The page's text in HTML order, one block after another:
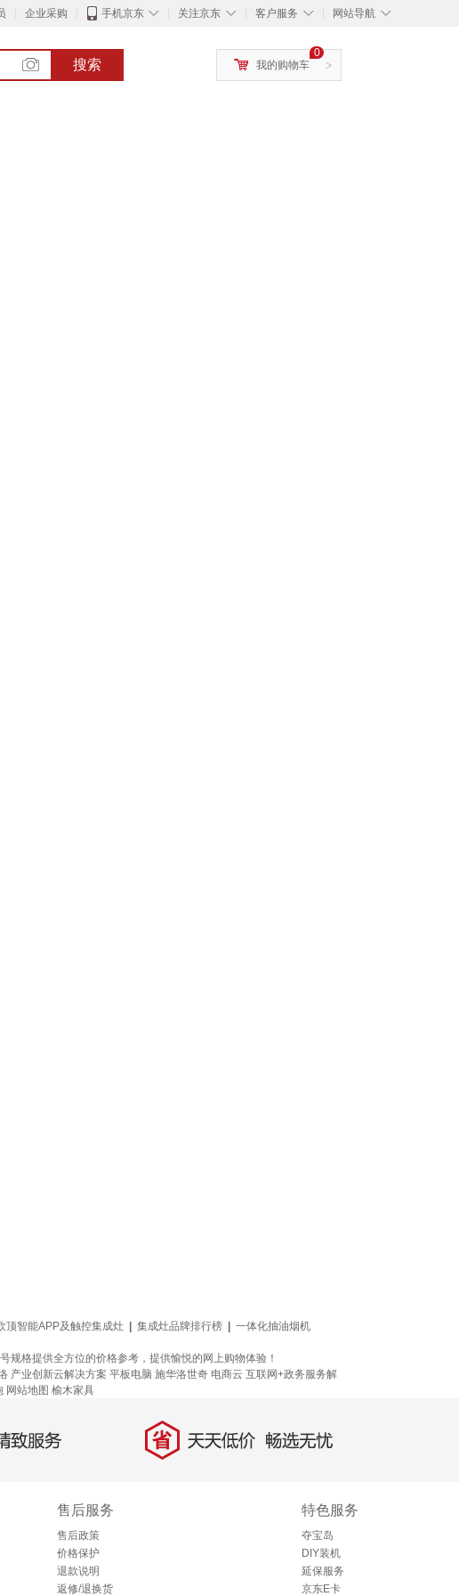
企业采购 ◇
手机京东 ◇
关注京东 ◇
客户服务 ◇
网站导航
搜索 >
0
我的购物车
顶智能APP及触控集成灶 集成灶品牌排行榜
一体化抽油烟机
格提供全方位的价格参考，提供愉悦的网上购物体验！
产业创新云解决方案 平板电脑 施华洛世奇 电商云 互联网+政务服务解
网站地图 榆木家具
服务 省 天天低价，畅选无忧
售后服务
售后政策
价格保护
退款说明
返修/退换货
特色服务
夺宝岛
DIY装机
延保服务
京东E卡